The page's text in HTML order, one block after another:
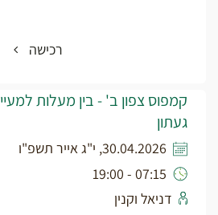
רכישה
קמפוס צפון ב' - בין מעלות
געתון
30.04.2026, י"ג אייר תשפ"ו
07:15 - 19:00
דניאל וקנין